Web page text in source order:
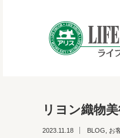
リヨン織物
2023.11.18 BLOG お